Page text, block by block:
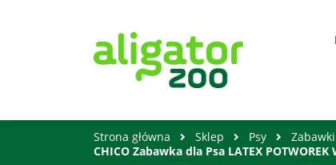
Strona główna Sklep Psy
CHICO Zabawka dla Psa LATEX POTWOREK